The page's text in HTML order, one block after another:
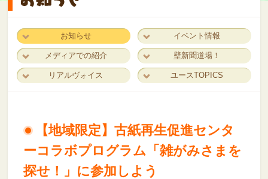
お知らせ イベント情報
メディアでの紹介 壁新聞道場！
リアルヴォイス ユースTOPICS
【地域限定】古紙再生促進センタ
ーコラボプログラム「雑がみさまを
探せ！」に参加しよう